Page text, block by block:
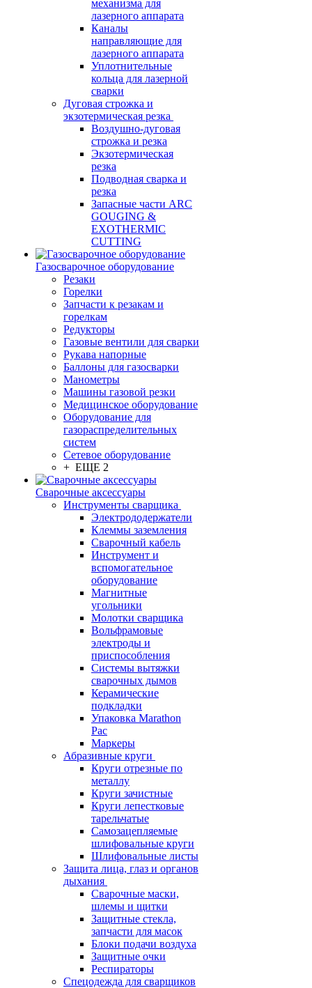
механизма для
лазерного аппарата
Каналы
направляющие для
лазерного аппарата
Уплотнительные
кольца для лазерной
сварки
Дуговая строжка и
экзотермическая резка
Воздушно-дуговая
строжка и резка
Экзотермическая
резка
Подводная сварка и
резка
Запасные части ARC
GOUGING &
EXOTHERMIC
CUTTING
Газосварочное оборудование
Резаки
Горелки
Запчасти к резакам и
горелкам
Редукторы
Газовые вентили для сварки
Рукава напорные
Баллоны для газосварки
Манометры
Машины газовой резки
Медицинское оборудование
Оборудование для
газораспределительных
систем
Сетевое оборудование
+ ЕЩЕ 2
Сварочные аксессуары
Инструменты сварщика
Электрододержатели
Клеммы заземления
Сварочный кабель
Инструмент и
вспомогательное
оборудование
Магнитные
угольники
Молотки сварщика
Вольфрамовые
электроды и
приспособления
Системы вытяжки
сварочных дымов
Керамические
подкладки
Упаковка Marathon
Pac
Маркеры
Абразивные круги
Круги отрезные по
металлу
Круги зачистные
Круги лепестковые
тарельчатые
Самозацепляемые
шлифовальные круги
Шлифовальные листы
Защита лица, глаз и органов
дыхания
Сварочные маски,
шлемы и щитки
Защитные стекла,
запчасти для масок
Блоки подачи воздуха
Защитные очки
Респираторы
Спецодежда для сварщиков